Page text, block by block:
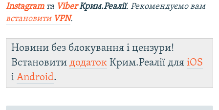
Instagramта ViberКрим.Реалії. Рекомендуємо вам
встановити VPN.
Новини без блокування і цензури!
Встановити додаток Крим.Реалії для iOS
і Android.